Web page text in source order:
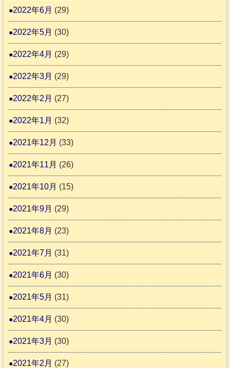
2022年6月 (29)
2022年5月 (30)
2022年4月 (29)
2022年3月 (29)
2022年2月 (27)
2022年1月 (32)
2021年12月 (33)
2021年11月 (26)
2021年10月 (15)
2021年9月 (29)
2021年8月 (23)
2021年7月 (31)
2021年6月 (30)
2021年5月 (31)
2021年4月 (30)
2021年3月 (30)
2021年2月 (27)